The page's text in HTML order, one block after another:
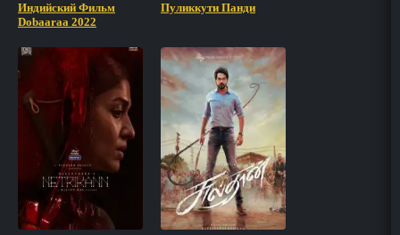
Индийский Фильм
Dobaaraa 2022
Пуликкути Панди